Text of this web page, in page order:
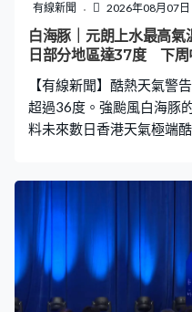
有線新聞 2026年08月07日
白海豚｜元朗上水最高
日部分地區達37度 下周
【有線新聞】酷熱天氣警
超過36度。強颱風白海豚
料未來數日香港天氣極端
朋友都出來和陽光玩遊戲
氣流影響，天氣普遍晴朗
酷熱，部分地區氣溫可達
于庭：「隨着白海豚移向
氣流會在周末至下周一為
分地區氣溫會達到37度或